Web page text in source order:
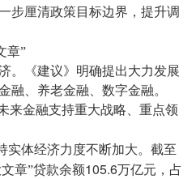
步厘清政策目标边界，提升调
章”
。《建议》明确提出大力发展
融、养老金融、数字金融。
来金融支持重大战略、重点领
实体经济力度不断加大。截至
章”贷款余额105.6万亿元，占